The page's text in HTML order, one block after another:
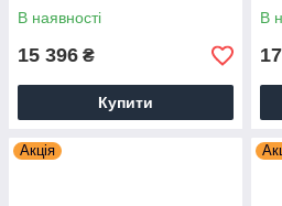
В наявності
15 396 ₴
Купити
В
Акція